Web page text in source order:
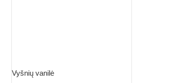
Vyšnių vanilė